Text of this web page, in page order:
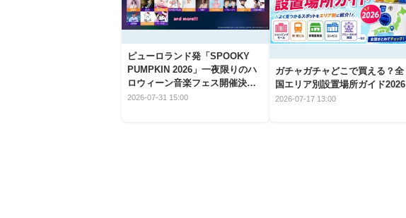
ピューロランド発「SPOOKY
PUMPKIN 2026」一夜限りのハ
ロウィーン音楽フェス開催決
定！
2026-07-31 15:00
ガチャガチャどこで買える？全
国エリア別設置場所ガイド2026
2026-07-17 13:00